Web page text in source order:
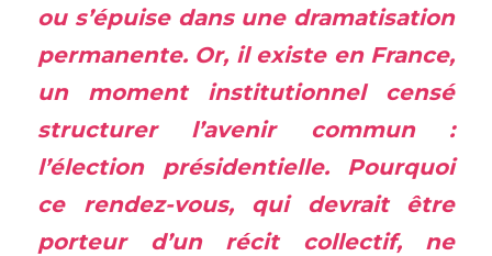
ou s’épuise dans une dramatisation
permanente. Or, il existe en France,
un moment institutionnel censé
structurer l’avenir commun :
l’élection présidentielle. Pourquoi
ce rendez-vous, qui devrait être
porteur d’un récit collectif, ne